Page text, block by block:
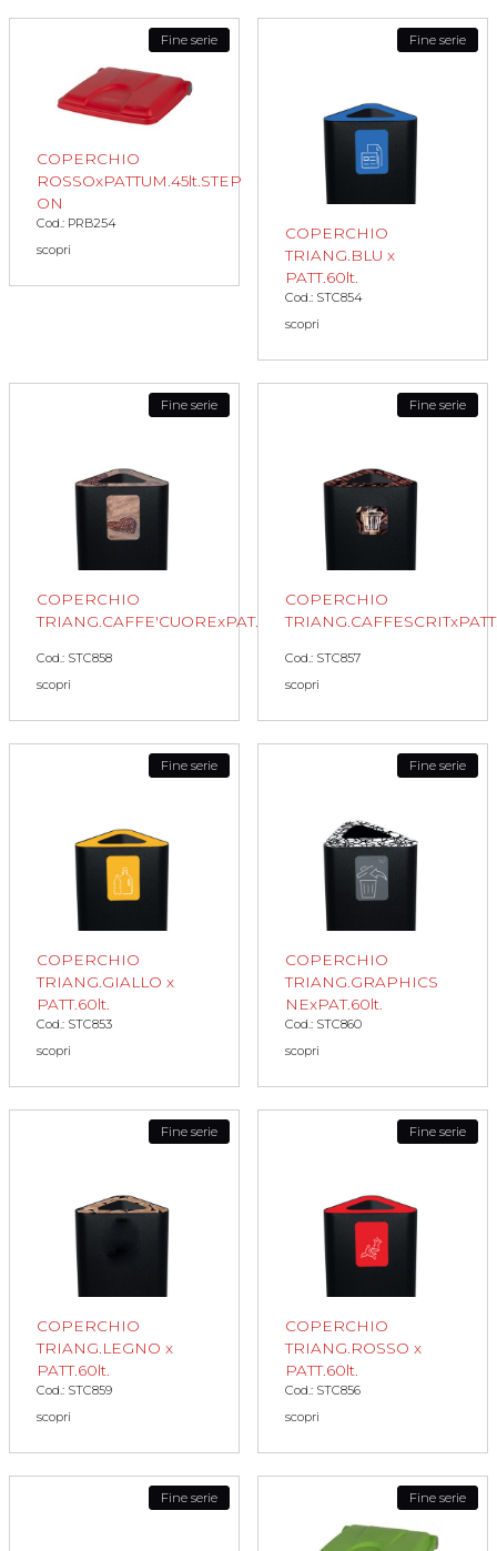
Fine serie
COPERCHIO
ROSSOxPATTUM.45lt.STEP
ON
Cod.: PRB254
scopri
Fine serie
COPERCHIO
TRIANG.BLU x
PATT.60lt.
Cod.: STC854
scopri
Fine serie
COPERCHIO
TRIANG.CAFFE'CUORExPAT.60lt.
Cod.: STC858
scopri
Fine serie
COPERCHIO
Cod.: STC857
scopri
Fine serie
COPERCHIO
TRIANG.GIALLO x
PATT.60lt.
Cod.: STC853
scopri
Fine serie
COPERCHIO
TRIANG.GRAPHICS
NExPAT.60lt.
Cod.: STC860
scopri
Fine serie
COPERCHIO
TRIANG.LEGNO x
PATT.60lt.
Cod.: STC859
scopri
Fine serie
COPERCHIO
TRIANG.ROSSO x
PATT.60lt.
Cod.: STC856
scopri
Fine serie Fine serie